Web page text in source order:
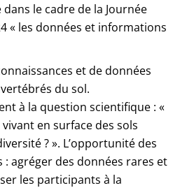
le cadre de la Journée
« les données et informations
et de données
du sol.
à la question scientifique : «
en surface des sols
? ». L’opportunité des
: agréger des données rares et
les participants à la